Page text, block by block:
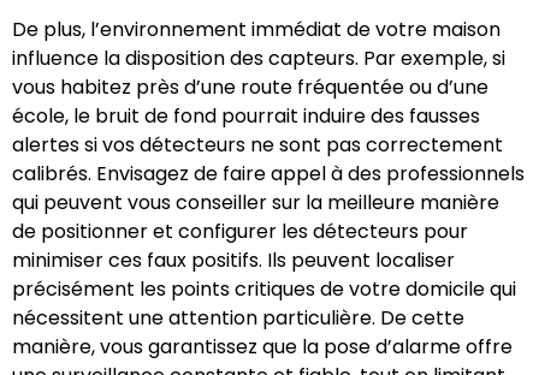
De plus, l’environnement immédiat de votre maison
influence la disposition des capteurs. Par exemple, si
vous habitez près d’une route fréquentée ou d’une
école, le bruit de fond pourrait induire des fausses
alertes si vos détecteurs ne sont pas correctement
calibrés. Envisagez de faire appel à des professionnels
qui peuvent vous conseiller sur la meilleure manière
de positionner et configurer les détecteurs pour
minimiser ces faux positifs. Ils peuvent localiser
précisément les points critiques de votre domicile qui
nécessitent une attention particulière. De cette
manière, vous garantissez que la pose d’alarme offre